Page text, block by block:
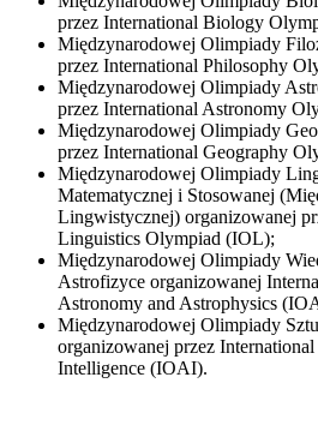
przez International Biology
Międzynarodowej Olimpiady
przez International Philosophy
Międzynarodowej Olimpiady
przez International Astronomy
Międzynarodowej Olimpiady
przez International Geography
Międzynarodowej Olimpiady
Matematycznej i Stosowanej
Lingwistycznej) organizowanej
Linguistics Olympiad (IOL);
Międzynarodowej Olimpiady
Astrofizyce organizowanej
Astronomy and Astrophysics
Międzynarodowej Olimpiady
organizowanej przez
Intelligence (IOAI).